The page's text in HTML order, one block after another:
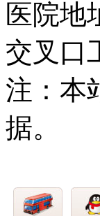
医院地
交叉口
注：本
据。